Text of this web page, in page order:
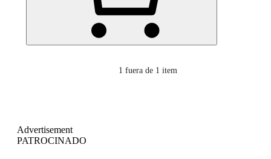
1 fuera de 1 item
Advertisement
PATROCINADO